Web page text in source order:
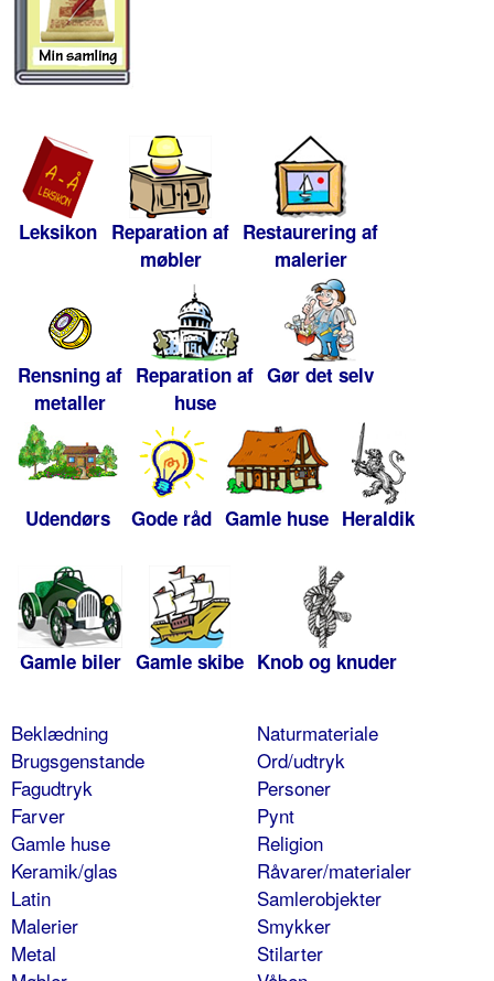
Leksikon Reparation af
møbler
Restaurering af
malerier
Rensning af
metaller
Reparation af
huse
Gør det selv
Udendørs Gode råd Gamle huse Heraldik
Gamle biler Gamle skibe Knob og knuder
Beklædning
Brugsgenstande
Fagudtryk
Farver
Gamle huse
Keramik/glas
Latin
Malerier
Metal
Naturmateriale
Ord/udtryk
Personer
Pynt
Religion
Råvarer/materialer
Samlerobjekter
Smykker
Stilarter